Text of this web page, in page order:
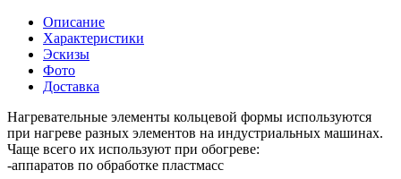
Описание
Характеристики
Эскизы
Фото
Доставка
Нагревательные элементы кольцевой формы используются
при нагреве разных элементов на индустриальных машинах.
Чаще всего их используют при обогреве:
-аппаратов по обработке пластмасс